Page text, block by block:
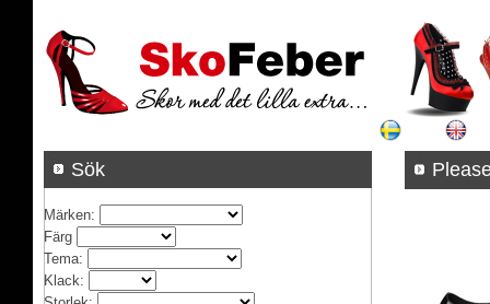
Sök
Märken:
Färg
Tema:
Klack: